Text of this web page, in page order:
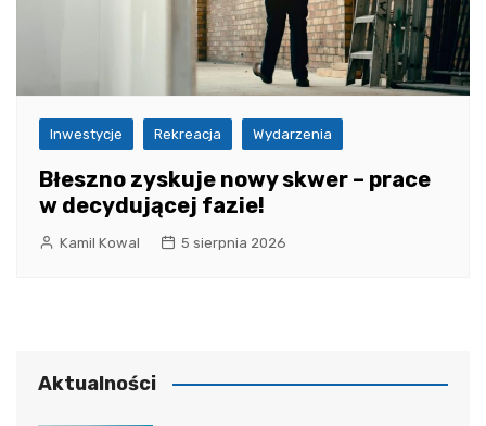
Inwestycje Rekreacja Wydarzenia
Błeszno zyskuje nowy skwer – prace
w decydującej fazie!
Kamil Kowal 5 sierpnia 2026
Aktualności